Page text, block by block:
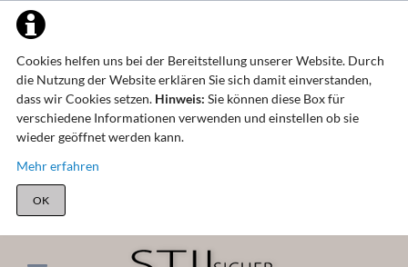
Cookies helfen uns bei der Bereitstellung unserer Website. Durch
die Nutzung der Website erklären Sie sich damit einverstanden,
dass wir Cookies setzen. Hinweis: Sie können diese Box für
verschiedene Informationen verwenden und einstellen ob sie
wieder geöffnet werden kann.
Mehr erfahren
OK